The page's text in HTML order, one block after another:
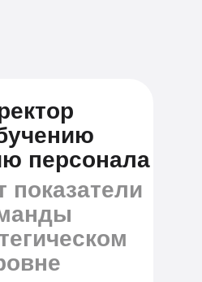
персонала
показатели